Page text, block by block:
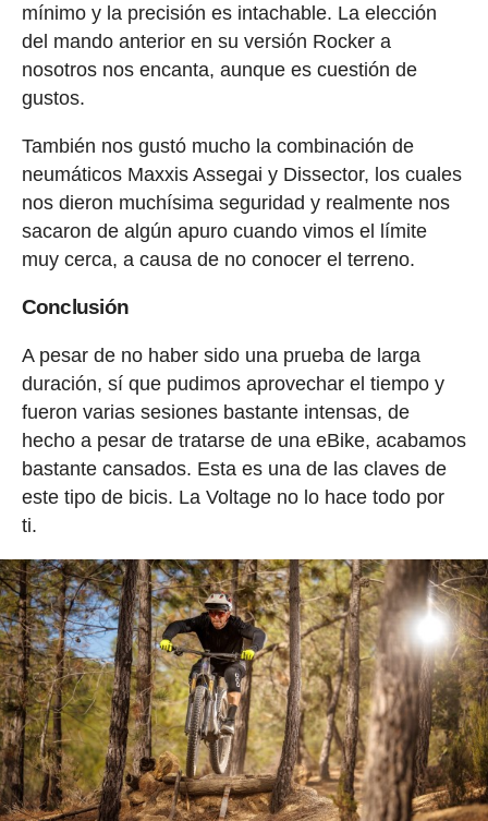
mínimo y la precisión es intachable. La elección
del mando anterior en su versión Rocker a
nosotros nos encanta, aunque es cuestión de
gustos.
También nos gustó mucho la combinación de
neumáticos Maxxis Assegai y Dissector, los cuales
nos dieron muchísima seguridad y realmente nos
sacaron de algún apuro cuando vimos el límite
muy cerca, a causa de no conocer el terreno.
Conclusión
A pesar de no haber sido una prueba de larga
duración, sí que pudimos aprovechar el tiempo y
fueron varias sesiones bastante intensas, de
hecho a pesar de tratarse de una eBike, acabamos
bastante cansados. Esta es una de las claves de
este tipo de bicis. La Voltage no lo hace todo por
ti.